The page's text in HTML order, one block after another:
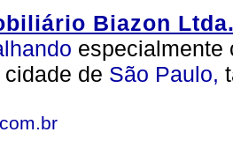
Biazon
de São Paulo,